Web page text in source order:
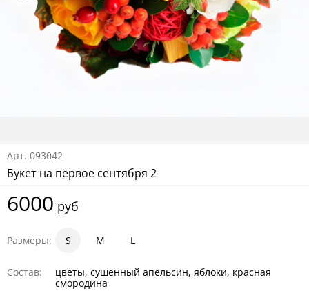
Арт. 093042
Букет на первое сентября 2
6000 руб
Размеры: S
1 M
1.5 L
2
Состав:
цветы, сушенный апельсин, яблоки, красная
смородина